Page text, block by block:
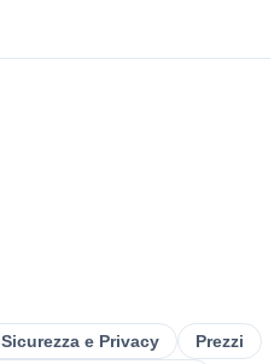
Sicurezza e Privacy
Prezzi